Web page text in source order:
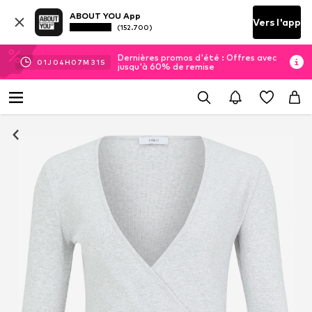
ABOUT YOU App
(152.700) Vers l'app
01J 04H 07M 30S
Dernières promos d'été : Offres avec
jusqu'à 60% de remise